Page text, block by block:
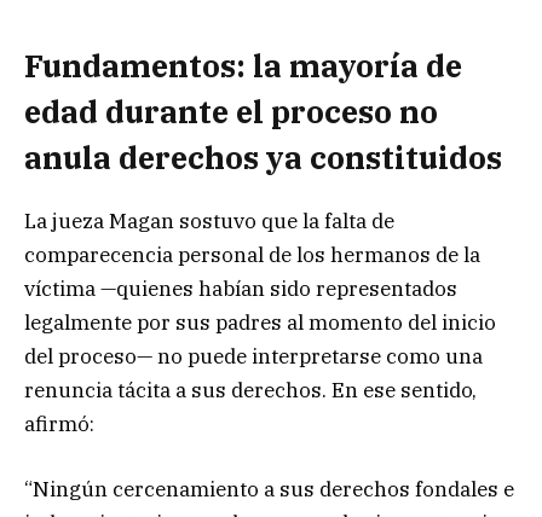
Fundamentos: la mayoría de
edad durante el proceso no
anula derechos ya constituidos
La jueza Magan sostuvo que la falta de
comparecencia personal de los hermanos de la
víctima —quienes habían sido representados
legalmente por sus padres al momento del inicio
del proceso— no puede interpretarse como una
renuncia tácita a sus derechos. En ese sentido,
afirmó:
“Ningún cercenamiento a sus derechos fondales e